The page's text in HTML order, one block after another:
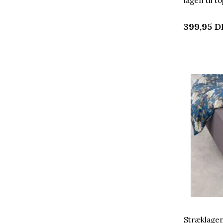
399,95